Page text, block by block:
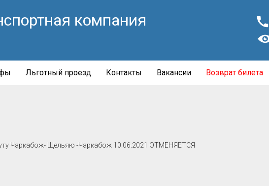
компания 
Льготный проезд Контакты Вакансии Возврат билета
Чаркабож- Щельяю -Чаркабож 10.06.2021 ОТМЕНЯЕТСЯ